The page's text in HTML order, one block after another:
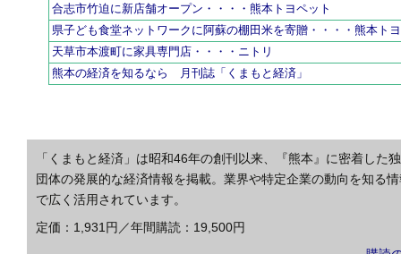
合志市竹迫に新店舗オープン・・・・熊本トヨペット
県子ども食堂ネットワークに阿蘇の棚田米を寄贈・・・・熊本ト
天草市本渡町に家具専門店・・・・ニトリ
熊本の経済を知るなら 月刊誌「くまもと経済」
「くまもと経済」は昭和46年の創刊以来、『熊本』に密着し
団体の発展的な経済情報を掲載。業界や特定企業の動向を知る
で広く活用されています。
定価：1,931円／年間購読：19,500円